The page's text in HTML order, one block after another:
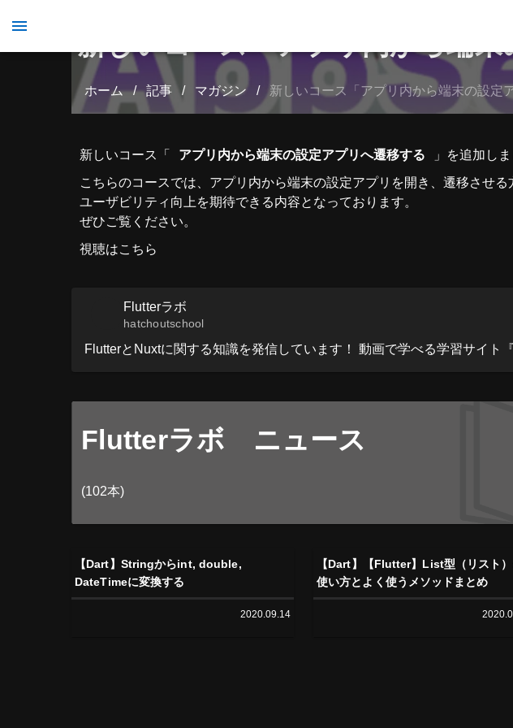
新しいコース「アプリ内から端
ホーム / 記事 / マガジン / 新しいコース「アプリ内から端末の設定
新しいコース「 アプリ内から端末の設定アプリへ遷移する
」を追加しま
こちらのコースでは、アプリ内から端末の設定アプリを開き、遷移させる
ユーザビリティ向上を期待できる内容となっております。
ぜひご覧ください。
視聴はこちら
Flutterラボ
hatchoutschool
FlutterとNuxtに関する知識を発信しています！ 動画で学べる学習サイ
Flutterラボ ニュース
(102本)
【Dart】Stringからint, double,
DateTimeに変換する
2020.09.14
【Dart】【Flutter】List型（リスト
使い方とよく使うメソッドまとめ